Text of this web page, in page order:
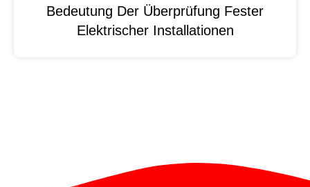
Bedeutung Der Überprüfung Fester
Elektrischer Installationen